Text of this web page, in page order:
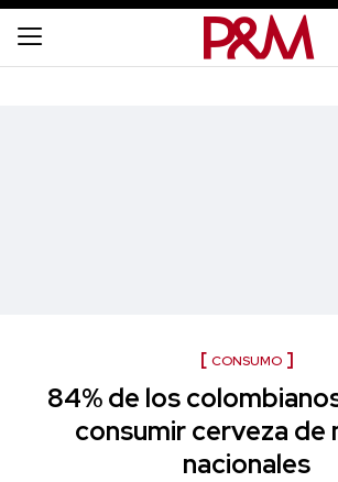
CONSUMO
84% de los
consumir cerveza de
nacionales